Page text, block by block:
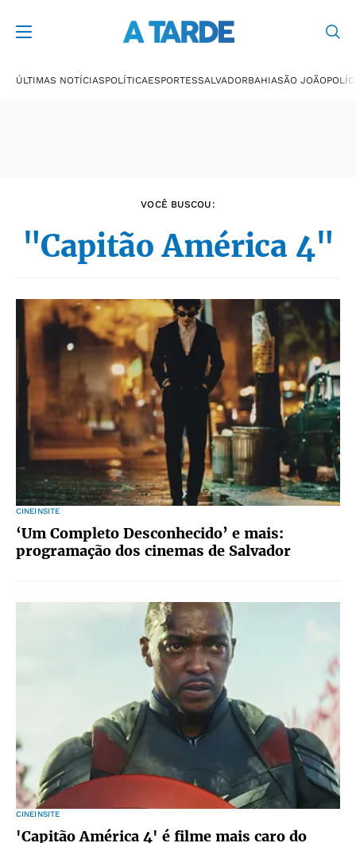
ÚLTIMAS NOTÍCIASPOLÍTICAESPORTESSALVADORBAHIASÃO JOÃO
VOCÊ BUSCOU:
"Capitão América 4"
CINEINSITE
‘Um Completo Desconhecido’ e mais:
programação dos cinemas de Salvador
CINEINSITE
'Capitão América 4' é filme mais caro do